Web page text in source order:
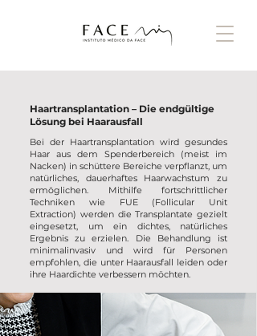
Haartransplantation – Die endgültige
Lösung bei Haarausfall
Bei der Haartransplantation wird gesundes
Haar aus dem Spenderbereich (meist im
Nacken) in schüttere Bereiche verpflanzt, um
natürliches, dauerhaftes Haarwachstum zu
ermöglichen. Mithilfe fortschrittlicher
Techniken wie FUE (Follicular Unit
Extraction) werden die Transplantate gezielt
eingesetzt, um ein dichtes, natürliches
Ergebnis zu erzielen. Die Behandlung ist
minimalinvasiv und wird für Personen
empfohlen, die unter Haarausfall leiden oder
ihre Haardichte verbessern möchten.